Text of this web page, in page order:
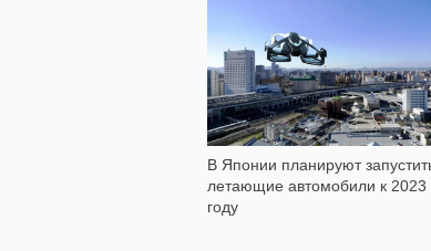
В Японии планируют
летающие автомобили к 2023
году